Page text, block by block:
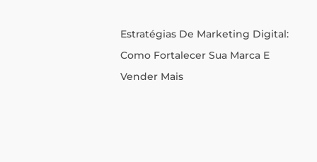
Estratégias De Marketing Digital:
Como Fortalecer Sua Marca E
Vender Mais